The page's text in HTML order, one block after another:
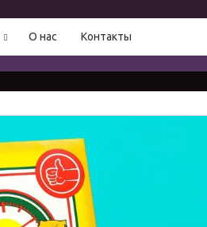
О нас Контакты